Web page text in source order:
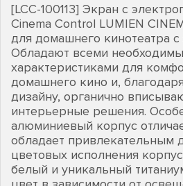
[LCC-100113] Экран с
Cinema Control LUMIEN
для домашнего кинотеатра
Обладают всеми
характеристиками для
домашнего кино и,
дизайну, органично
интерьерные решения.
алюминиевый корпус
обладает привлекательным
цветовых исполнения
белый и уникальный